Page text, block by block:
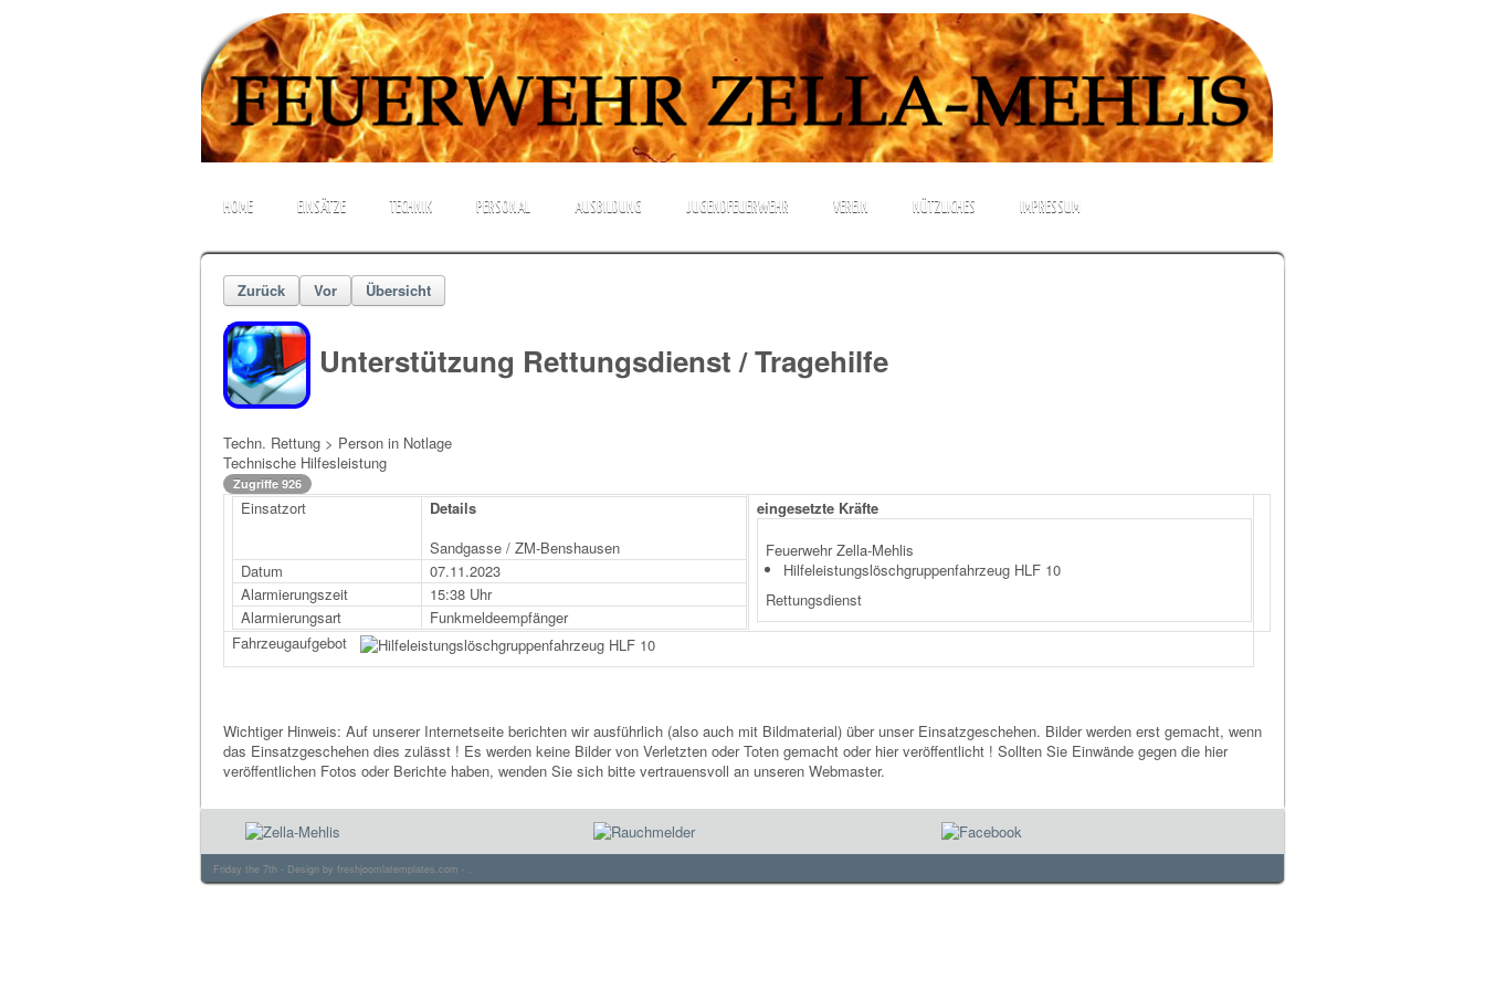
.
HOME EINSÄTZE TECHNIK PERSONAL AUSBILDUNG JUGENDFEUERWEHR VEREIN NÜTZLICHES IMPRESSUM
Zurück Vor Übersicht
Unterstützung Rettungsdienst / Tragehilfe
Techn. Rettung > Person in Notlage
Technische Hilfesleistung
Zugriffe 926
Einsatzort
Details
Sandgasse / ZM-Benshausen
Datum
07.11.2023
Alarmierungszeit
15:38 Uhr
Alarmierungsart
Funkmeldeempfänger
eingesetzte Kräfte
Feuerwehr Zella-Mehlis
Hilfeleistungslöschgruppenfahrzeug HLF 10
Rettungsdienst
Fahrzeugaufgebot
Wichtiger Hinweis: Auf unserer Internetseite berichten wir ausführlich (also auch mit Bildmaterial) über unser Einsatzgeschehen. Bilder werden erst gemacht, wenn
das Einsatzgeschehen dies zulässt ! Es werden keine Bilder von Verletzten oder Toten gemacht oder hier veröffentlicht ! Sollten Sie Einwände gegen die hier
veröffentlichen Fotos oder Berichte haben, wenden Sie sich bitte vertrauensvoll an unseren Webmaster.
Friday the 7th - Design by freshjoomlatemplates.com - .